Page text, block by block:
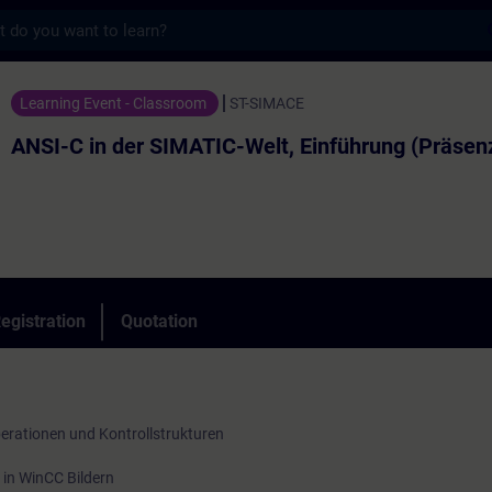
SIMATIC-Welt, Einführung (Präsenz-
Learning Event - Classroom ST-SIMACE
ANSI-C in der SIMATIC-Welt, Einführung
Quotation
und Kontrollstrukturen
WinCC Bildern